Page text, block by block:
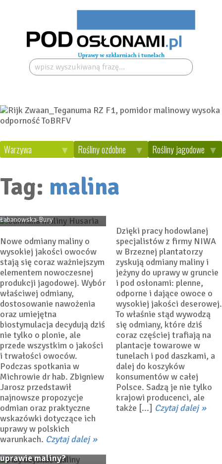
Szukaj:
Warzywa Rośliny ozdobne Rośliny jagodowe
Tag: malina
Odmiany maliny o
owocach wysokiej jakości
– nowe propozycje
Łabanowska-Bury
Nowe odmiany maliny o
wysokiej jakości owoców
stają się coraz ważniejszym
elementem nowoczesnej
produkcji jagodowej. Wybór
właściwej odmiany,
dostosowanie nawożenia
oraz umiejętna
biostymulacja decydują dziś
nie tylko o plonie, ale
przede wszystkim o jakości
i trwałości owoców.
Podczas spotkania w
Michrowie dr hab. Zbigniew
Jarosz przedstawił
najnowsze propozycje
odmian oraz praktyczne
wskazówki dotyczące ich
uprawy w polskich
warunkach. Czytaj dalej
Brzeznej
Dzięki pracy hodowlanej
specjalistów z firmy NIWA
w Brzeznej plantatorzy
zyskują odmiany maliny i
jeżyny do uprawy w gruncie
i pod osłonami: plenne,
odporne i dające owoce o
wysokiej jakości deserowej.
To właśnie stąd wywodzą
się odmiany, które dziś
coraz częściej trafiają na
plantacje towarowe w
tunelach i pod daszkami, a
dalej do koszyków
konsumentów w całej
Polsce. Sadzą je nie tylko
krajowi producenci, ale
także [...] Czytaj dalej
Jak pokonać skutki
wysokiej temperatury w
uprawie maliny?